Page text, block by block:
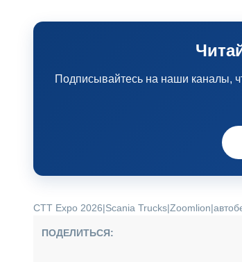
Подписывайтесь на наши каналы,
CTT Expo 2026|Scania Trucks|Zoomlion|
ПОДЕЛИТЬСЯ: